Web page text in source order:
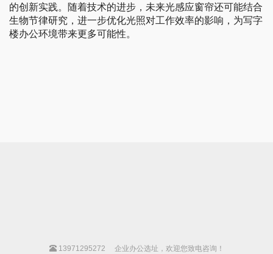
的创新实践。随着技术的进步，未来光感应窗帘还可能结合
生物节律研究，进一步优化光照对工作效率的影响，为写字
楼办公环境带来更多可能性。
13971295272
企业办公选址，欢迎您致电咨询！